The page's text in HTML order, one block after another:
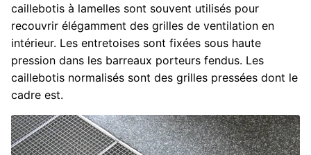
caillebotis à lamelles sont souvent utilisés pour
recouvrir élégamment des grilles de ventilation en
intérieur. Les entretoises sont fixées sous haute
pression dans les barreaux porteurs fendus. Les
caillebotis normalisés sont des grilles pressées dont le
cadre est.